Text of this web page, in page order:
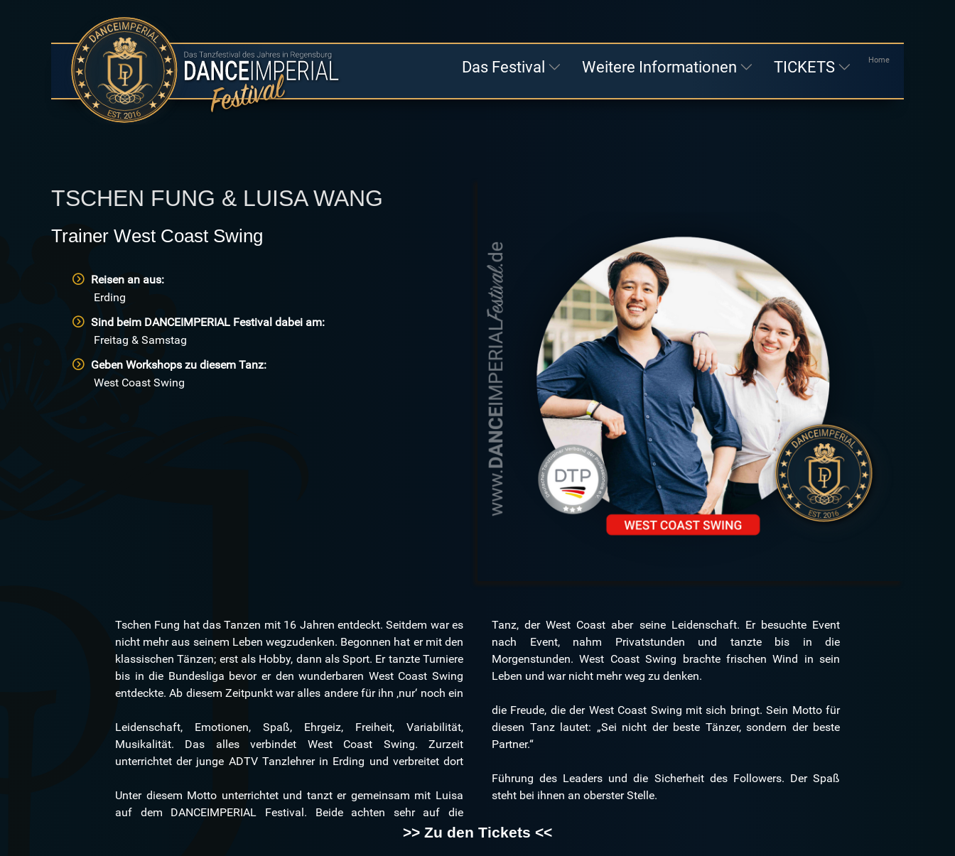
Das Festival Weitere Informationen TICKETS Home
TSCHEN FUNG & LUISA WANG
Trainer West Coast Swing
Reisen an aus:
Erding
Sind beim DANCEIMPERIAL Festival dabei am:
Freitag & Samstag
Geben Workshops zu diesem Tanz:
West Coast Swing
Tschen Fung hat das Tanzen mit 16 Jahren entdeckt. Seitdem war es
nicht mehr aus seinem Leben wegzudenken. Begonnen hat er mit den
klassischen Tänzen; erst als Hobby, dann als Sport. Er tanzte Turniere
bis in die Bundesliga bevor er den wunderbaren West Coast Swing
entdeckte. Ab diesem Zeitpunkt war alles andere für ihn ‚nur‘ noch ein
Tanz, der West Coast aber seine Leidenschaft. Er besuchte Event
nach Event, nahm Privatstunden und tanzte bis in die
Morgenstunden. West Coast Swing brachte frischen Wind in sein
Leben und war nicht mehr weg zu denken.
Leidenschaft, Emotionen, Spaß, Ehrgeiz, Freiheit, Variabilität,
Musikalität. Das alles verbindet West Coast Swing. Zurzeit
unterrichtet der junge ADTV Tanzlehrer in Erding und verbreitet dort
die Freude, die der West Coast Swing mit sich bringt. Sein Motto für
diesen Tanz lautet: „Sei nicht der beste Tänzer, sondern der beste
Partner.“
Unter diesem Motto unterrichtet und tanzt er gemeinsam mit Luisa
auf dem DANCEIMPERIAL Festival. Beide achten sehr auf die
Führung des Leaders und die Sicherheit des Followers. Der Spaß
steht bei ihnen an oberster Stelle.
>> Zu den Tickets <<